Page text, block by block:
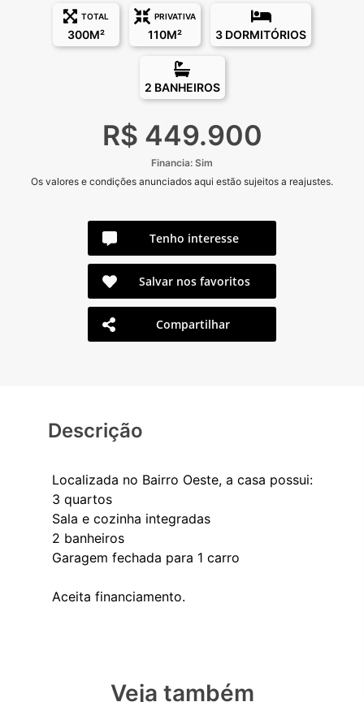
TOTAL
300M²
PRIVATIVA
110M² 3 DORMITÓRIOS
2 BANHEIROS
R$ 449.900
Financia: Sim
Os valores e condições anunciados aqui estão sujeitos a reajustes.
Tenho interesse
Salvar nos favoritos
Compartilhar
Descrição
Localizada no Bairro Oeste, a casa possui:
3 quartos
Sala e cozinha integradas
2 banheiros
Garagem fechada para 1 carro
Veja também